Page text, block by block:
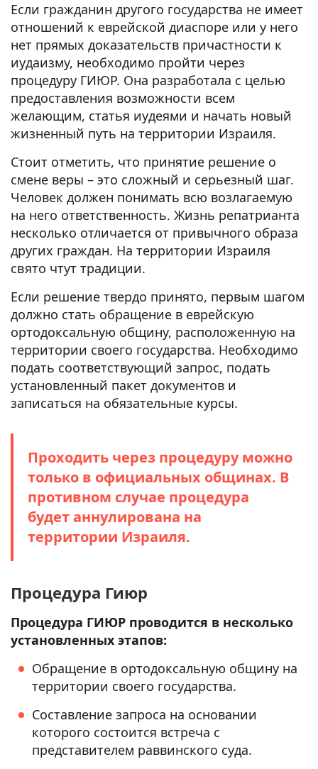
Если гражданин другого государства не имеет
отношений к еврейской диаспоре или у него
нет прямых доказательств причастности к
иудаизму, необходимо пройти через
процедуру ГИЮР. Она разработала с целью
предоставления возможности всем
желающим, статья иудеями и начать новый
жизненный путь на территории Израиля.
Стоит отметить, что принятие решение о
смене веры – это сложный и серьезный шаг.
Человек должен понимать всю возлагаемую
на него ответственность. Жизнь репатрианта
несколько отличается от привычного образа
других граждан. На территории Израиля
свято чтут традиции.
Если решение твердо принято, первым шагом
должно стать обращение в еврейскую
ортодоксальную общину, расположенную на
территории своего государства. Необходимо
подать соответствующий запрос, подать
установленный пакет документов и
записаться на обязательные курсы.
Проходить через процедуру можно
только в официальных общинах. В
противном случае процедура
будет аннулирована на
территории Израиля.
Процедура Гиюр
Процедура ГИЮР проводится в несколько
установленных этапов:
Обращение в ортодоксальную общину на
территории своего государства.
Составление запроса на основании
которого состоится встреча с
представителем раввинского суда.